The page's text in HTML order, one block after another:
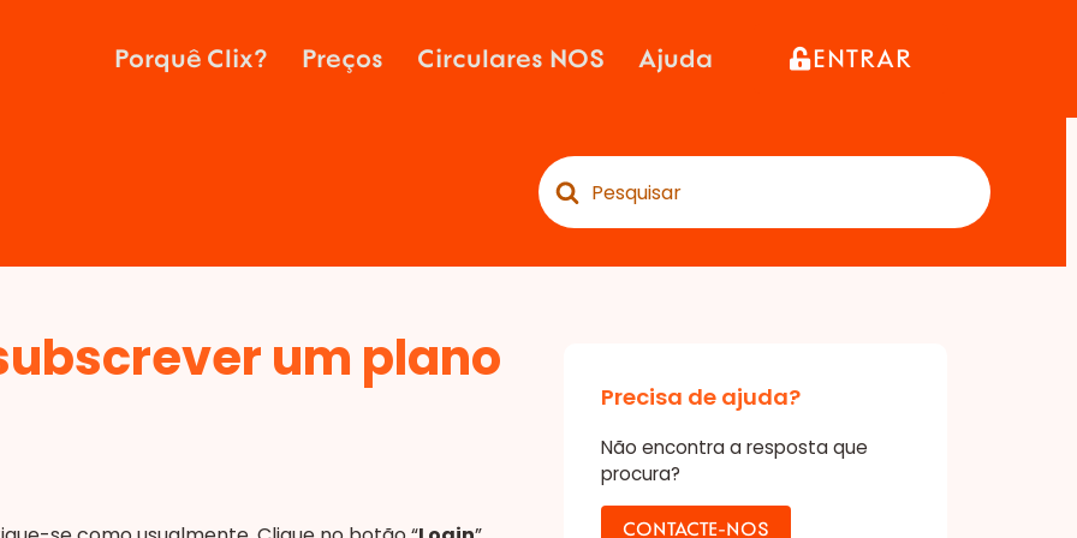
Porquê Clix? Preços Circulares NOS Ajuda ENTRAR
Procurar
por
um plano
Precisa de ajuda?
Não encontra a resposta que
procura?
CONTACTE-NOS